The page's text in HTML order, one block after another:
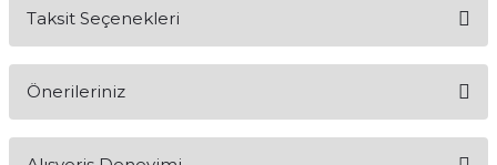
Taksit Seçenekleri
Önerileriniz